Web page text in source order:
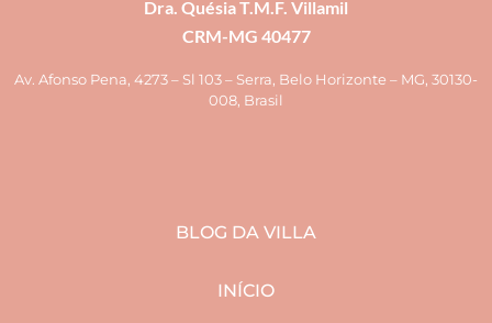
Dra. Quésia T.M.F. Villamil
CRM-MG 40477
Av. Afonso Pena, 4273 – Sl 103 – Serra, Belo Horizonte – MG, 30130-
008, Brasil
BLOG DA VILLA
INÍCIO